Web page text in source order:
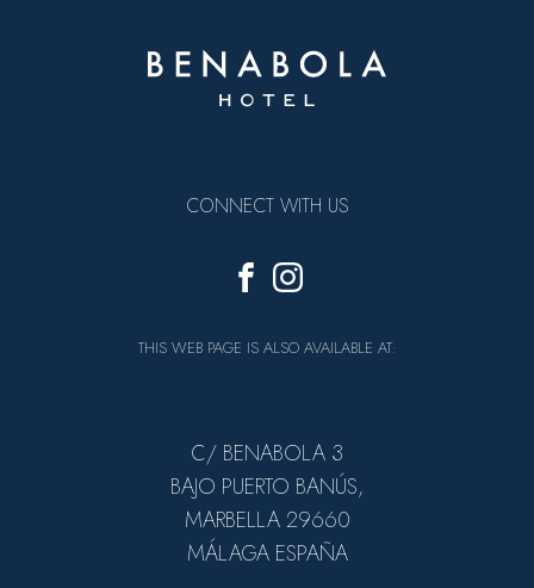
C/ BENABOLA 3
BAJO PUERTO BANÚS,
MARBELLA 29660
MÁLAGA ESPAÑA
CONNECT WITH US
THIS WEB PAGE IS ALSO AVAILABLE AT: